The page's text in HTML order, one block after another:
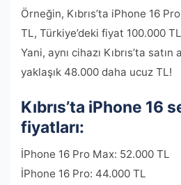
Örneğin, Kıbrıs’ta iPhone 16
TL, Türkiye’deki fiyat 100.000
Yani, aynı cihazı Kıbrıs’ta
yaklaşık 48.000 daha ucuz TL!
Kıbrıs’ta iPhone 16
fiyatları:
İPhone 16 Pro Max: 52.000 TL
İPhone 16 Pro: 44.000 TL